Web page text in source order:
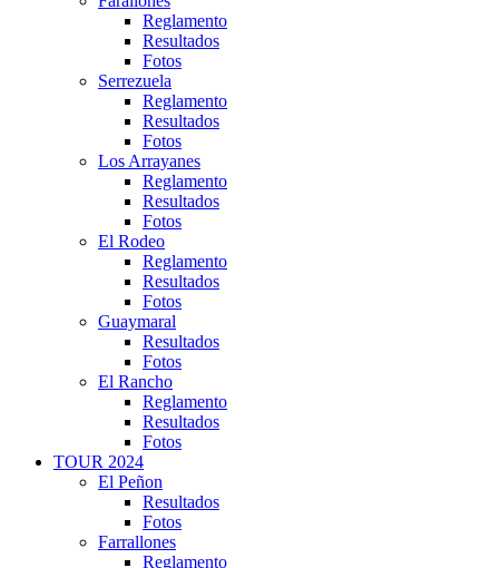
Reglamento
Resultados
Fotos
Serrezuela
Reglamento
Resultados
Fotos
Los Arrayanes
Reglamento
Resultados
Fotos
El Rodeo
Reglamento
Resultados
Fotos
Guaymaral
Resultados
Fotos
El Rancho
Reglamento
Resultados
Fotos
TOUR 2024
El Peñon
Resultados
Fotos
Farrallones
Reglamento